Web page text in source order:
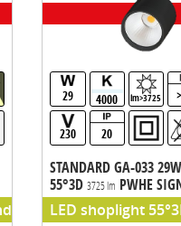
chip PW HE (Philips
29 4000 lm>3725
230 20
STANDARD GA-033
55°3D3725 lm PWHE
LED shoplight